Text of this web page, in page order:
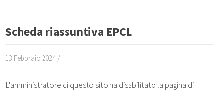
Scheda riassuntiva EPCL
13 Febbraio 2024 /
L'amministratore di questo sito ha disabilitato la pagina di